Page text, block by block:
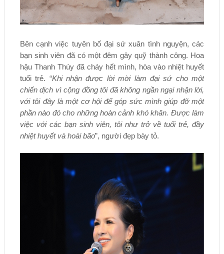
Bên cạnh việc tuyên bố đại sứ xuân tình nguyện, các
bạn sinh viên đã có một đêm gây quỹ thành công. Hoa
hậu Thanh Thúy đã cháy hết mình, hòa vào nhiệt huyết
tuổi trẻ. “Khi nhận được lời mời làm đại sứ cho một
chiến dịch vì cộng đồng tôi đã không ngần ngại nhận lời,
với tôi đây là một cơ hội để góp sức mình giúp đỡ một
phần nào đó cho những hoàn cảnh khó khăn. Được làm
việc với các bạn sinh viên, tôi như trở về tuổi trẻ, đầy
nhiệt huyết và hoài bão”, người đẹp bày tỏ.